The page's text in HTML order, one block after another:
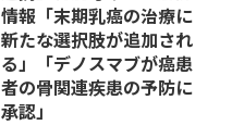
情報「末期乳癌の治療に
新たな選択肢が追加され
る」「デノスマブが癌患
者の骨関連疾患の予防に
承認」